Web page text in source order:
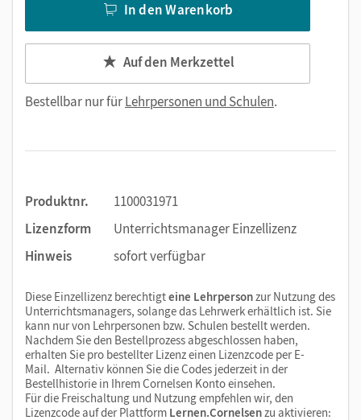
In den Warenkorb
Auf den Merkzettel
Bestellbar nur fürLehrpersonen und Schulen.
Produktnr.
1100031971
Lizenzform
Unterrichtsmanager Einzellizenz
Hinweis
sofort verfügbar
Diese Einzellizenz berechtigteine Lehrpersonzur Nutzung des
Unterrichtsmanagers, solange das Lehrwerk erhältlich ist. Sie
kann nur von Lehrpersonen bzw. Schulen bestellt werden.
Nachdem Sie den Bestellprozess abgeschlossen haben,
erhalten Sie pro bestellter Lizenz einen Lizenzcode per E-
Mail. Alternativ können Sie die Codes jederzeit in der
Bestellhistorie in Ihrem Cornelsen Konto einsehen.
Für die Freischaltung und Nutzung empfehlen wir, den
Lizenzcode auf der Plattform Lernen.Cornelsenzu aktivieren: